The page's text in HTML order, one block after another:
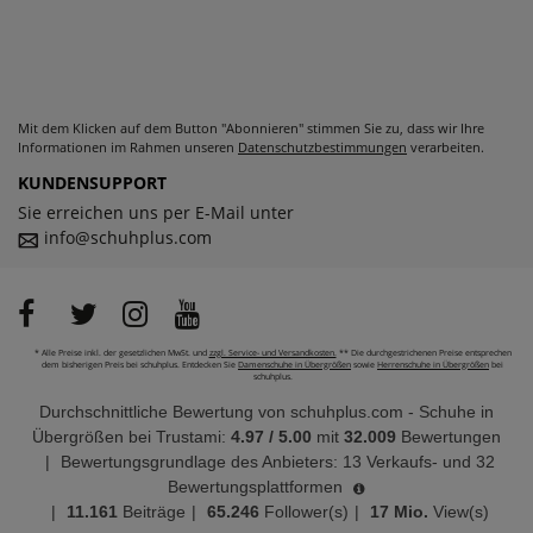
Mit dem Klicken auf dem Button "Abonnieren" stimmen Sie zu, dass wir Ihre
Informationen im Rahmen unseren Datenschutzbestimmungen verarbeiten.
KUNDENSUPPORT
Sie erreichen uns per E-Mail unter
info@schuhplus.com
* Alle Preise inkl. der gesetzlichen MwSt. und zzgl. Service- und Versandkosten. ** Die durchgestrichenen Preise entsprechen
dem bisherigen Preis bei schuhplus. Entdecken Sie Damenschuhe in Übergrößen sowie Herrenschuhe in Übergrößen bei
schuhplus.
Durchschnittliche Bewertung von schuhplus.com - Schuhe in
Übergrößen bei Trustami: 4.97 / 5.00 mit 32.009 Bewertungen
|
Bewertungsgrundlage des Anbieters: 13 Verkaufs- und 32
Bewertungsplattformen
|
11.161 Beiträge | 65.246 Follower(s) | 17 Mio. View(s)